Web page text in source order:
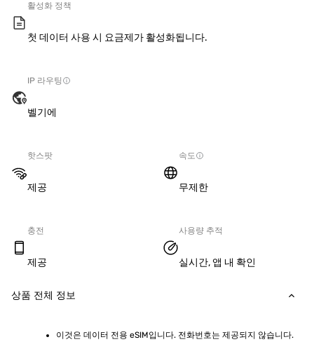
활성화 정책
첫 데이터 사용 시 요금제가 활성화됩니다.
IP 라우팅
벨기에
핫스팟
제공
속도
무제한
충전
제공
사용량 추적
실시간, 앱 내 확인
상품 전체 정보
이것은 데이터 전용 eSIM입니다. 전화번호는 제공되지 않습니다.